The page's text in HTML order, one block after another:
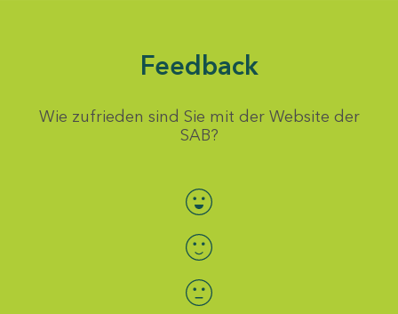
Feedback
Wie zufrieden sind Sie mit der Website der
SAB?
Bewertung auswählen